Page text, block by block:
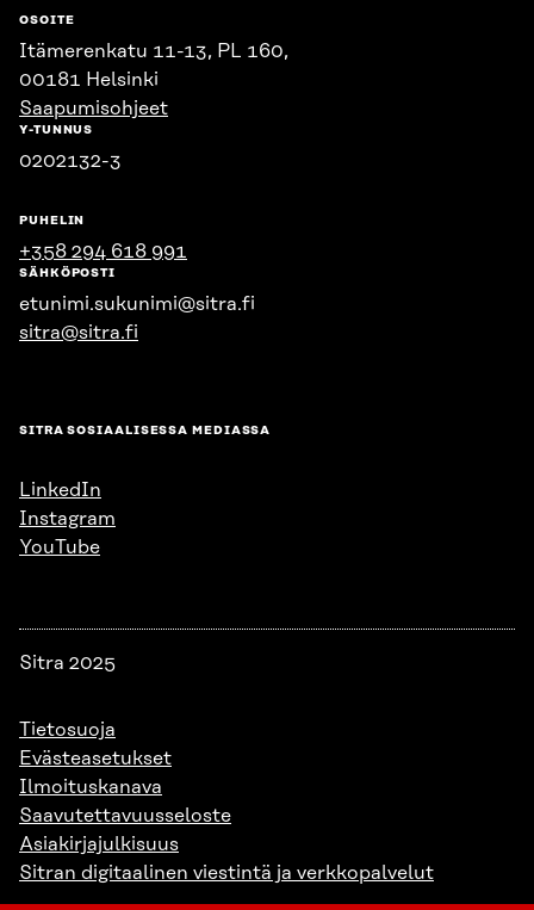
OSOITE
Itämerenkatu 11-13, PL 160,
00181 Helsinki
Saapumisohjeet
Y-TUNNUS
0202132-3
PUHELIN
+358 294 618 991
SÄHKÖPOSTI
etunimi.sukunimi@sitra.fi
sitra@sitra.fi
SITRA SOSIAALISESSA MEDIASSA
LinkedIn
Instagram
YouTube
Sitra 2025
Tietosuoja
Evästeasetukset
Ilmoituskanava
Saavutettavuusseloste
Asiakirjajulkisuus
Sitran digitaalinen viestintä ja verkkopalvelut